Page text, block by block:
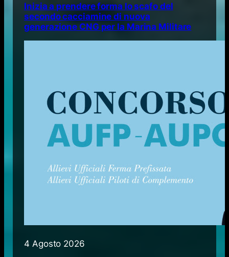
Inizia a prendere forma lo scafo del
secondo cacciamine di nuova
generazione CNG per la Marina Militare
4 Agosto 2026